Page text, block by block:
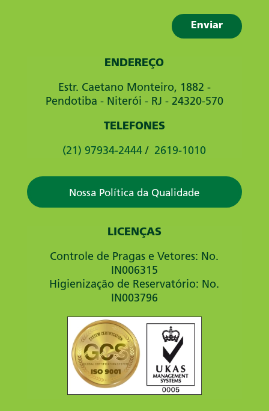
ENDEREÇO
Estr. Caetano Monteiro, 1882 -
Pendotiba - Niterói - RJ - 24320-570
TELEFONES
(21) 97934-2444 / 2619-1010
Nossa Política da Qualidade
LICENÇAS
Controle de Pragas e Vetores: No.
IN006315
Higienização de Reservatório: No.
IN003796